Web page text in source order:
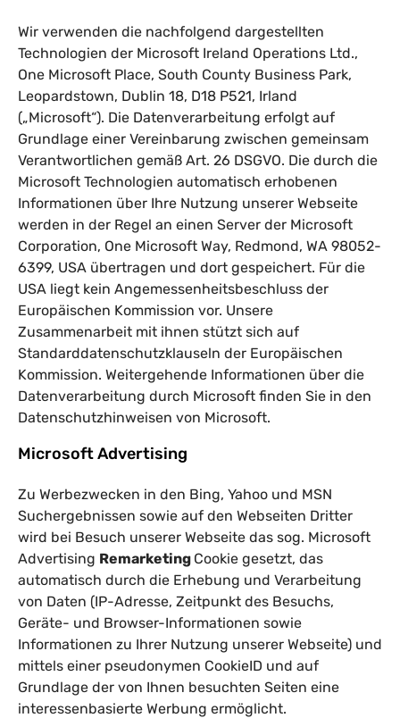
Wir verwenden die nachfolgend dargestellten
Technologien der Microsoft Ireland Operations Ltd.,
One Microsoft Place, South County Business Park,
Leopardstown, Dublin 18, D18 P521, Irland
(„Microsoft“). Die Datenverarbeitung erfolgt auf
Grundlage einer Vereinbarung zwischen gemeinsam
Verantwortlichen gemäß Art. 26 DSGVO. Die durch die
Microsoft Technologien automatisch erhobenen
Informationen über Ihre Nutzung unserer Webseite
werden in der Regel an einen Server der Microsoft
Corporation, One Microsoft Way, Redmond, WA 98052-
6399, USA übertragen und dort gespeichert. Für die
USA liegt kein Angemessenheitsbeschluss der
Europäischen Kommission vor. Unsere
Zusammenarbeit mit ihnen stützt sich auf
Standarddatenschutzklauseln der Europäischen
Kommission. Weitergehende Informationen über die
Datenverarbeitung durch Microsoft finden Sie in den
Datenschutzhinweisen von Microsoft.
Microsoft Advertising
Zu Werbezwecken in den Bing, Yahoo und MSN
Suchergebnissen sowie auf den Webseiten Dritter
wird bei Besuch unserer Webseite das sog. Microsoft
Advertising Remarketing Cookie gesetzt, das
automatisch durch die Erhebung und Verarbeitung
von Daten (IP-Adresse, Zeitpunkt des Besuchs,
Geräte- und Browser-Informationen sowie
Informationen zu Ihrer Nutzung unserer Webseite) und
mittels einer pseudonymen CookieID und auf
Grundlage der von Ihnen besuchten Seiten eine
interessenbasierte Werbung ermöglicht.